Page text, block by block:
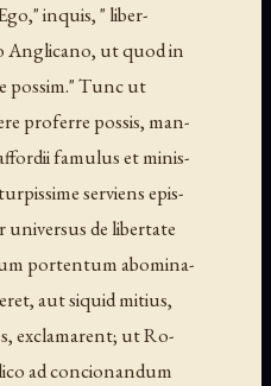
inquis, " liber-
Anglicano, ut quod in
possim." Tunc ut
proferre possis, man-
famulus et minis-
serviens epis-
de libertate
portentum abomina-
aut siquid mitius,
exclamarent; ut Ro-
ad concionandum